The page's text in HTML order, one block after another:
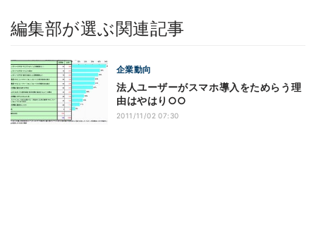
編集部が選ぶ関連記事
企業動向
法人ユーザーがスマホ導入をためらう理
由はやはり○○
2011/11/02 07:30